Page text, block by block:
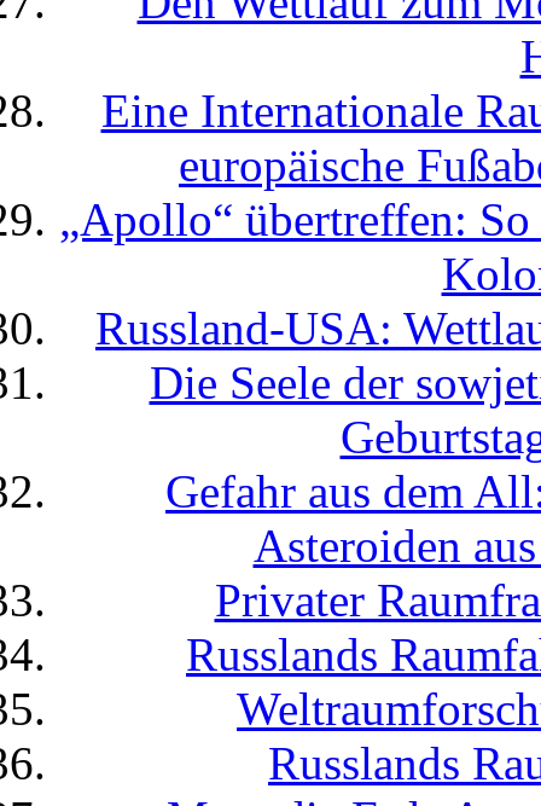
Eine Internationale
europäische
„Apollo“ übertreffen:
Russland-USA:
Die Seele der
Gefahr aus dem
Asteroiden
Privater
Russlands
Russlands